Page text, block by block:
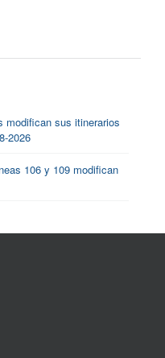
modifican sus itinerarios
2026
106 y 109 modifican